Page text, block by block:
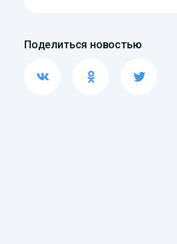
Поделиться новостью